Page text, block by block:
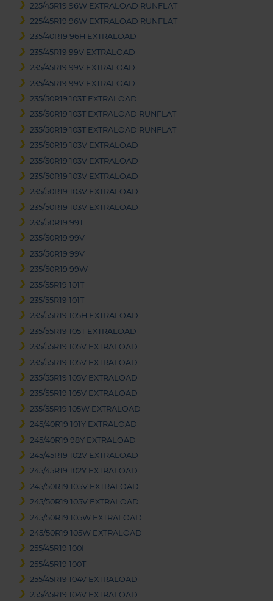
225/45R19 96W EXTRALOAD RUNFLAT
225/45R19 96W EXTRALOAD RUNFLAT
235/40R19 96H EXTRALOAD
235/45R19 99V EXTRALOAD
235/45R19 99V EXTRALOAD
235/45R19 99V EXTRALOAD
235/50R19 103T EXTRALOAD
235/50R19 103T EXTRALOAD RUNFLAT
235/50R19 103T EXTRALOAD RUNFLAT
235/50R19 103V EXTRALOAD
235/50R19 103V EXTRALOAD
235/50R19 103V EXTRALOAD
235/50R19 103V EXTRALOAD
235/50R19 103V EXTRALOAD
235/50R19 99T
235/50R19 99V
235/50R19 99V
235/50R19 99W
235/55R19 101T
235/55R19 101T
235/55R19 105H EXTRALOAD
235/55R19 105T EXTRALOAD
235/55R19 105V EXTRALOAD
235/55R19 105V EXTRALOAD
235/55R19 105V EXTRALOAD
235/55R19 105V EXTRALOAD
235/55R19 105W EXTRALOAD
245/40R19 101Y EXTRALOAD
245/40R19 98Y EXTRALOAD
245/45R19 102V EXTRALOAD
245/45R19 102Y EXTRALOAD
245/50R19 105V EXTRALOAD
245/50R19 105V EXTRALOAD
245/50R19 105W EXTRALOAD
245/50R19 105W EXTRALOAD
255/45R19 100H
255/45R19 100T
255/45R19 104V EXTRALOAD
255/45R19 104V EXTRALOAD